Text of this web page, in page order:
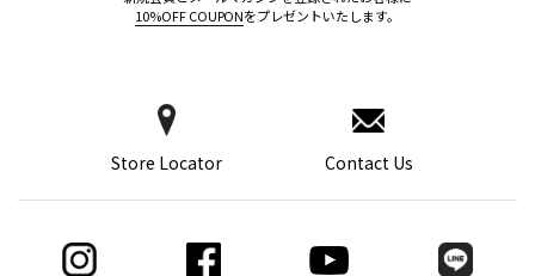
Store Locator Contact Us
10%OFF COUPONをプレゼントいたします。